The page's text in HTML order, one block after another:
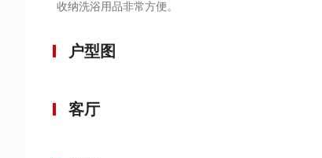
收纳洗浴用品非常方便。
户型图
客厅